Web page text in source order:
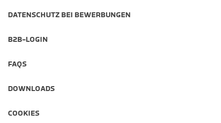
DATENSCHUTZ BEI BEWERBUNGEN
B2B-LOGIN
FAQS
DOWNLOADS
COOKIES